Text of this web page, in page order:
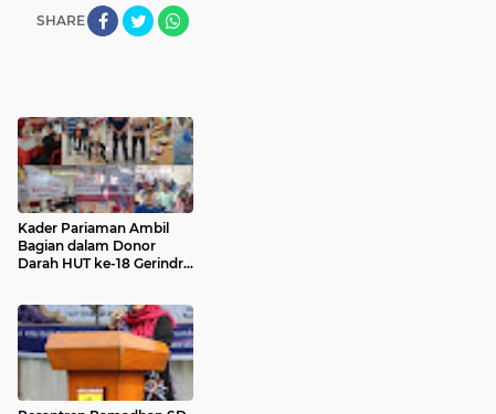
SHARE
Kader Pariaman Ambil
Bagian dalam Donor
Darah HUT ke-18 Gerindra